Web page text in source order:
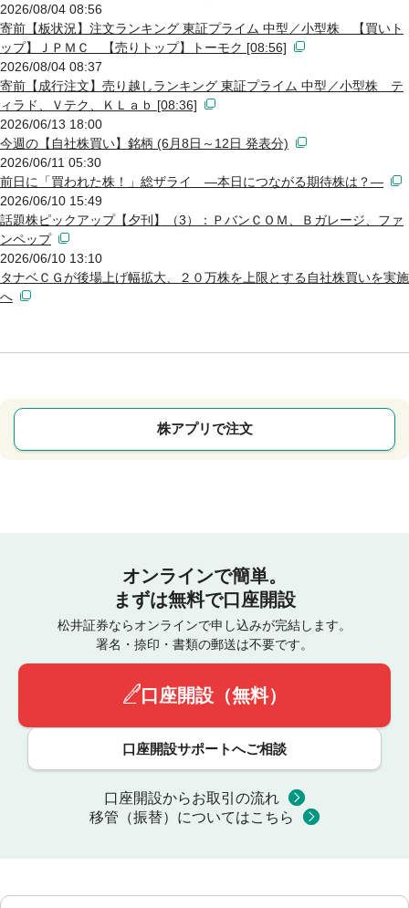
2026/08/04 08:56
寄前【板状況】注文ランキング 東証プライム 中型／小型株 【買いト
ップ】ＪＰＭＣ 【売りトップ】トーモク [08:56]
2026/08/04 08:37
寄前【成行注文】売り越しランキング 東証プライム 中型／小型株 テ
ィラド、Ｖテク、ＫＬａｂ [08:36]
2026/06/13 18:00
今週の【自社株買い】銘柄 (6月8日～12日 発表分)
2026/06/11 05:30
前日に「買われた株！」総ザライ ―本日につながる期待株は？―
2026/06/10 15:49
話題株ピックアップ【夕刊】（3）：ＰバンＣＯＭ、Ｂガレージ、ファ
ンペップ
2026/06/10 13:10
タナベＣＧが後場上げ幅拡大、２０万株を上限とする自社株買いを実施
へ
株アプリで注文
オンラインで簡単。
まずは無料で口座開設
松井証券ならオンラインで申し込みが完結します。
署名・捺印・書類の郵送は不要です。
口座開設（無料）
口座開設サポートへご相談
口座開設からお取引の流れ
移管（振替）についてはこちら